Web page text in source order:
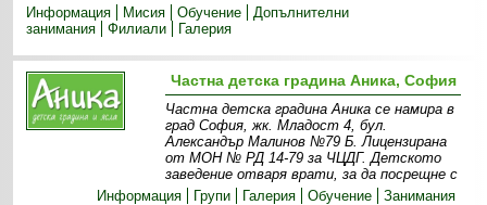
Информация
Мисия Обучение
Допълнителни
занимания
Филиали Галерия
Частна детска градина Аника, София
Частна детска градина Аника се намира в
град София, жк. Младост 4, бул.
Александър Малинов №79 Б. Лицензирана
от МОН № РД 14-79 за ЧЦДГ. Детското
заведение отваря врати, за да посрещне с
Информация
Групи Галерия Обучение Занимания